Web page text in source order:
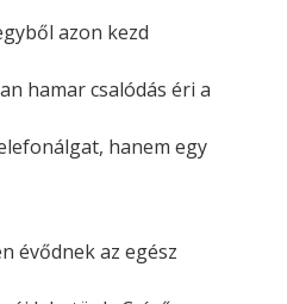
azon kezd
hamar csalódás éri a
hanem egy
évődnek az egész